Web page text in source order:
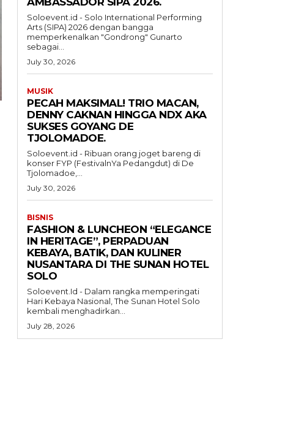
Soloevent.id - Solo International Performing
Arts (SIPA) 2026 dengan bangga
memperkenalkan "Gondrong" Gunarto
sebagai...
July 30, 2026
MUSIK
PECAH MAKSIMAL! TRIO MACAN,
DENNY CAKNAN HINGGA NDX AKA
SUKSES GOYANG DE
TJOLOMADOE.
Soloevent.id - Ribuan orang joget bareng di
konser FYP (FestivalnYa Pedangdut) di De
Tjolomadoe,...
July 30, 2026
BISNIS
FASHION & LUNCHEON “ELEGANCE
IN HERITAGE”, PERPADUAN
KEBAYA, BATIK, DAN KULINER
NUSANTARA DI THE SUNAN HOTEL
SOLO
Soloevent.Id - Dalam rangka memperingati
Hari Kebaya Nasional, The Sunan Hotel Solo
kembali menghadirkan...
July 28, 2026